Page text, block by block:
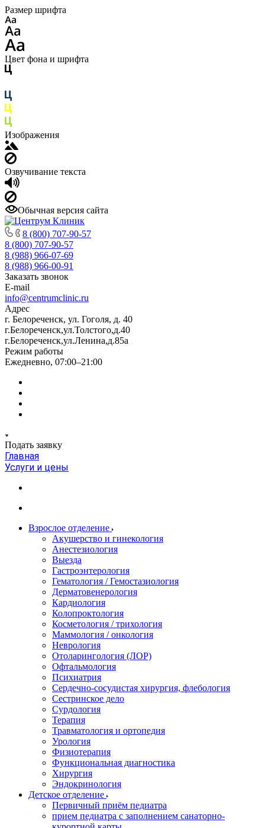
Размер шрифта
Цвет фона и шрифта
Изображения
Озвучивание текста
Обычная версия сайта
8 (800) 707-90-57
8 (800) 707-90-57
8 (988) 966-07-69
8 (988) 966-00-91
Заказать звонок
E-mail
info@centrumclinic.ru
Адрес
г. Белореченск, ул. Гоголя, д. 40
г.Белореченск,ул.Толстого,д.40
г.Белореченск,ул.Ленина,д.85а
Режим работы
Ежедневно, 07:00–21:00
Подать заявку
Главная
Услуги и цены
Взрослое отделение
Акушерство и гинекология
Анестезиология
Выезда
Гастроэнтерология
Гематология / Гемостазиология
Дерматовенерология
Кардиология
Колопроктология
Косметология / трихология
Маммология / онкология
Неврология
Отоларингология (ЛОР)
Офтальмология
Психиатрия
Сердечно-сосудистая хирургия, флебология
Сестринское дело
Сурдология
Терапия
Травматология и ортопедия
Урология
Физиотерапия
Функциональная диагностика
Хирургия
Эндокринология
Детское отделение
Первичный приём педиатра
прием педиатра с заполнением санаторно-